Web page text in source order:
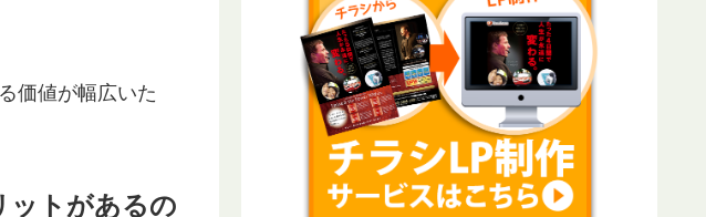
価値が幅広いた
ットがあるの